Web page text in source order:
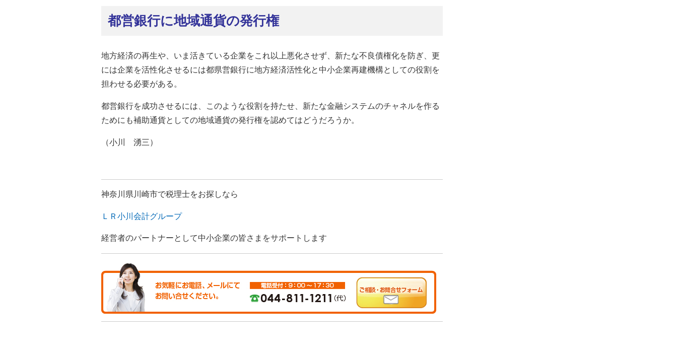
都営銀行に地域通貨の発行権
地方経済の再生や、いま活きている企業をこれ以上悪化させず、新たな不良債権化を防ぎ、更
には企業を活性化させるには都県営銀行に地方経済活性化と中小企業再建機構としての役割を
担わせる必要がある。
都営銀行を成功させるには、このような役割を持たせ、新たな金融システムのチャネルを作る
ためにも補助通貨としての地域通貨の発行権を認めてはどうだろうか。
（小川 湧三）
神奈川県川崎市で税理士をお探しなら
ＬＲ小川会計グループ
経営者のパートナーとして中小企業の皆さまをサポートします